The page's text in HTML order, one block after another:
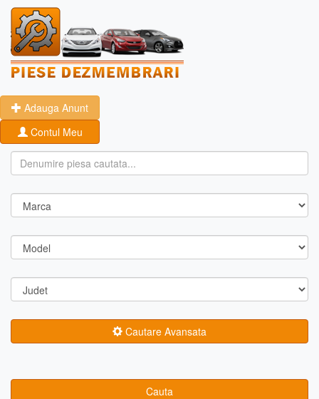
Adauga Anunt
Contul Meu
Cautare Avansata
Cauta